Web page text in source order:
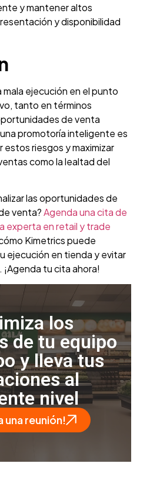
y mantener altos
y disponibilidad
ejecución en el punto
tanto en términos
de venta
promotoría inteligente es
estos riesgos y maximizar
como la lealtad del
las oportunidades de
venta?Agenda una cita de
experta en retail y trade
Kimetrics puede
ejecución en tienda y evitar
tu cita ahora!
los
de tu equipo
y lleva tus
al
nivel
una reunión!